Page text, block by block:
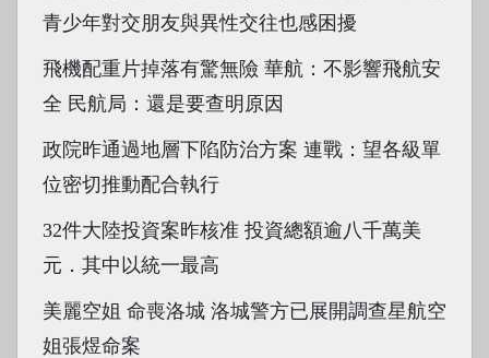
青少年對交朋友與異性交往也感困擾
飛機配重片掉落有驚無險 華航：不影響飛航安
全 民航局：還是要查明原因
政院昨通過地層下陷防治方案 連戰：望各級單
位密切推動配合執行
32件大陸投資案昨核准 投資總額逾八千萬美
元．其中以統一最高
美麗空姐 命喪洛城 洛城警方已展開調查星航空
姐張煜命案